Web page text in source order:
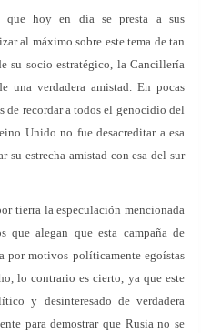
que hoy en día se presta a sus
al máximo sobre este tema de tan
su socio estratégico, la Cancillería
verdadera amistad. En pocas
recordar a todos el genocidio del
Unido no fue desacreditar a esa
su estrecha amistad con esa del sur
tierra la especulación mencionada
que alegan que esta campaña de
por motivos políticamente egoístas
lo contrario es cierto, ya que este
y desinteresado de verdadera
para demostrar que Rusia no se